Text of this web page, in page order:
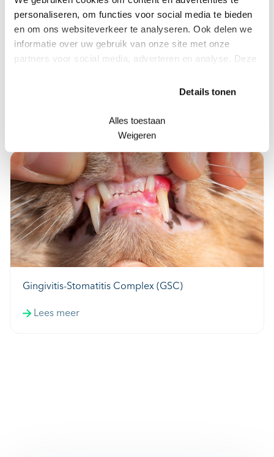
personaliseren, om functies voor social media te bieden
en om ons websiteverkeer te analyseren. Ook delen we
informatie over uw gebruik van onze site met onze
partners voor social media, adverteren en analyse. Deze
informatie die u aan ze heeft verstrekt of die ze hebben
Details tonen
Alles toestaan
Weigeren
Gingivitis-Stomatitis Complex (GSC)
Lees meer